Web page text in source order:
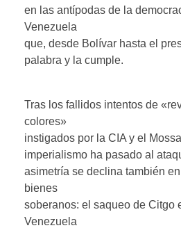
en las antípodas de la
Venezuela
que, desde Bolívar hasta el
palabra y la cumple.
Tras los fallidos intentos de
colores»
instigados por la CIA y el
imperialismo ha pasado al
asimetría se declina también
bienes
soberanos: el saqueo de Citgo
Venezuela